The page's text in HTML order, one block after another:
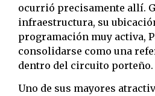
ocurrió precisamente allí.
infraestructura, su
programación muy activa,
consolidarse como una
dentro del circuito porteño.
Uno de sus mayores